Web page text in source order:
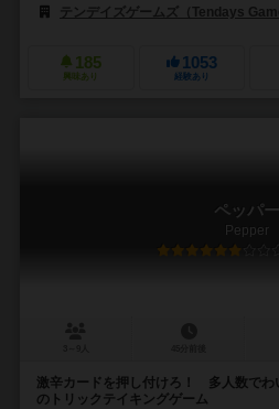
テンデイズゲームズ（Tendays
185
興味あり
1053
経験あり
ペッパー
Pepper
激辛カードを押し付けろ！ 多人数でわ
のトリックテイキングゲーム